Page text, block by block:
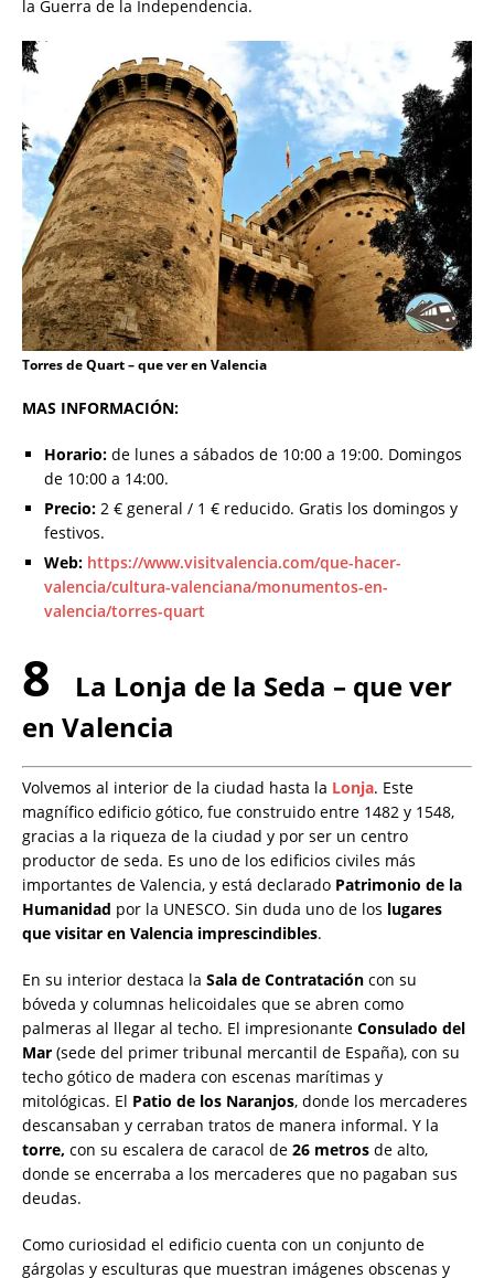
la Guerra de la Independencia.
Torres de Quart – que ver en Valencia
MAS INFORMACIÓN:
Horario: de lunes a sábados de 10:00 a 19:00. Domingos
de 10:00 a 14:00.
Precio: 2 € general / 1 € reducido. Gratis los domingos y
festivos.
Web: https://www.visitvalencia.com/que-hacer-
valencia/cultura-valenciana/monumentos-en-
valencia/torres-quart
8
La Lonja de la Seda – que ver
en Valencia
Volvemos al interior de la ciudad hasta la Lonja. Este
magnífico edificio gótico, fue construido entre 1482 y 1548,
gracias a la riqueza de la ciudad y por ser un centro
productor de seda. Es uno de los edificios civiles más
importantes de Valencia, y está declarado Patrimonio de la
Humanidad por la UNESCO. Sin duda uno de los lugares
que visitar en Valencia imprescindibles.
En su interior destaca la Sala de Contratación con su
bóveda y columnas helicoidales que se abren como
palmeras al llegar al techo. El impresionante Consulado del
Mar (sede del primer tribunal mercantil de España), con su
techo gótico de madera con escenas marítimas y
mitológicas. El Patio de los Naranjos, donde los mercaderes
descansaban y cerraban tratos de manera informal. Y la
torre, con su escalera de caracol de 26 metros de alto,
donde se encerraba a los mercaderes que no pagaban sus
deudas.
Como curiosidad el edificio cuenta con un conjunto de
gárgolas y esculturas que muestran imágenes obscenas y